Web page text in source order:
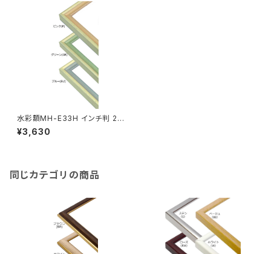
水彩額MH-E33H インチ判 20
3×254ミリ
¥3,630
同じカテゴリの商品